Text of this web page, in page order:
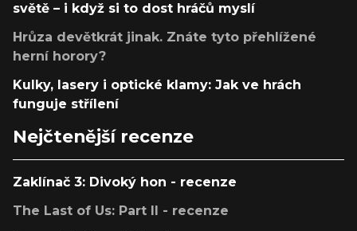
světě – i když si to dost hráčů myslí
Hrůza devětkrát jinak. Znáte tyto přehlížené
herní horory?
Kulky, lasery i optické klamy: Jak ve hrách
funguje střílení
Nejčtenější recenze
Zaklínač 3: Divoký hon - recenze
The Last of Us: Part II - recenze